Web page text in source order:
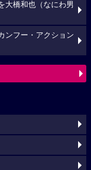
大橋和也（なにわ男
ンフー・アクション